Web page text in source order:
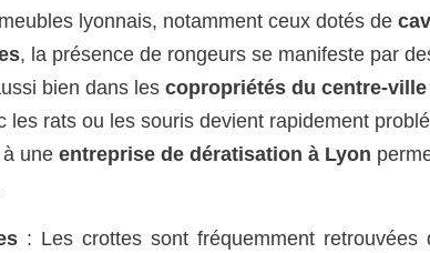
lyonnais, notamment ceux dotés de
, la présence de rongeurs se manifeste par
bien dans lescopropriétés du centre-ville
les rats ou les souris devient rapidement
à uneentreprise de dératisation à Lyon
: Les crottes sont fréquemment